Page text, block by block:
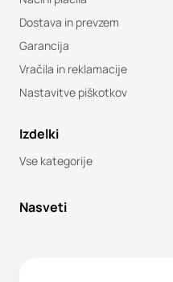
Dostava in prevzem
Garancija
Vračila in reklamacije
Nastavitve piškotkov
Izdelki
Vse kategorije
Nasveti